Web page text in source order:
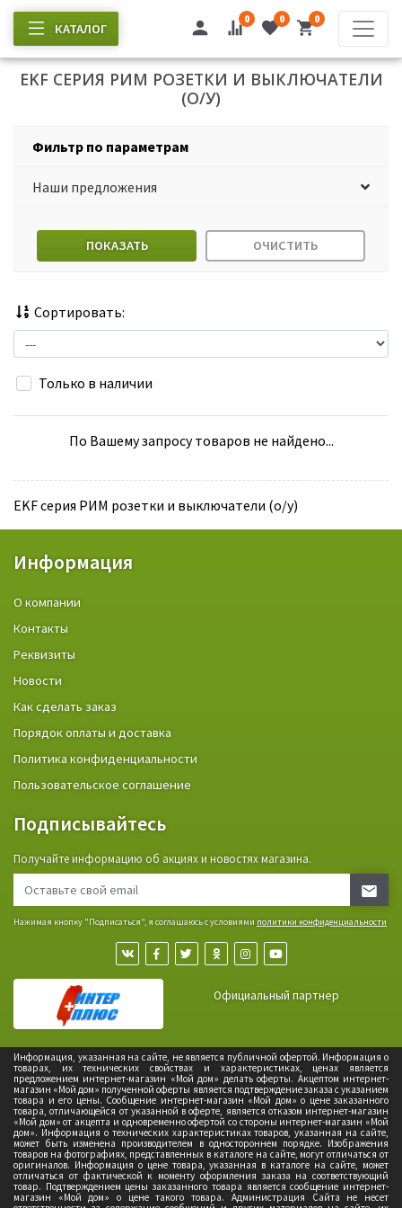
КАТАЛОГ
0 0 0
EKF СЕРИЯ РИМ РОЗЕТКИ И ВЫКЛЮЧАТЕЛИ
(О/У)
Фильтр по параметрам
Наши предложения
ПОКАЗАТЬ ОЧИСТИТЬ
Сортировать:
Только в наличии
По Вашему запросу товаров не найдено...
EKF серия РИМ розетки и выключатели (о/у)
Информация
О компании
Контакты
Реквизиты
Новости
Как сделать заказ
Порядок оплаты и доставка
Политика конфиденциальности
Пользовательское соглашение
Подписывайтесь
Получайте информацию об акциях и новостях магазина.
Нажимая кнопку "Подписаться", я соглашаюсь с условиями политики конфиденциальности
Официальный партнер
Информация, указанная на сайте, не является публичной офертой. Информация о
товарах, их технических свойствах и характеристиках, ценах является
предложением интернет-магазин «Мой дом» делать оферты. Акцептом интернет-
магазин «Мой дом» полученной оферты является подтверждение заказа с указанием
товара и его цены. Сообщение интернет-магазин «Мой дом» о цене заказанного
товара, отличающейся от указанной в оферте, является отказом интернет-магазин
«Мой дом» от акцепта и одновременно офертой со стороны интернет-магазин «Мой
дом». Информация о технических характеристиках товаров, указанная на сайте,
может быть изменена производителем в одностороннем порядке. Изображения
товаров на фотографиях, представленных в каталоге на сайте, могут отличаться от
оригиналов. Информация о цене товара, указанная в каталоге на сайте, может
отличаться от фактической к моменту оформления заказа на соответствующий
товар. Подтверждением цены заказанного товара является сообщение интернет-
магазин «Мой дом» о цене такого товара. Администрация Сайта не несет